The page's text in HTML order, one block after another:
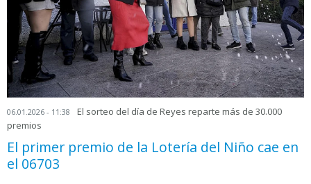
06.01.2026 - 11:38
El sorteo del día de Reyes reparte más de 30.000
premios
El primer premio de la Lotería del Niño cae en
el 06703